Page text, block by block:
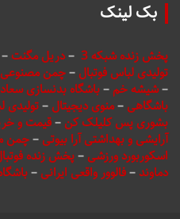
بک لینک
پخش زنده شبکه 3 –دریل مگنت–
تولیدی لباس فوتبال –چمن مصنوعی
–شیشه خم–باشگاه بدنسازی
باشگاهی –منوی دیجیتال –تولیدی
بشوری پس کلیلک کن –قیمت و
آرایشی و بهداشتی آرا بیوتی –چمن
اسکوربورد ورزشی –پخش زنده
دماوند–فالوور واقعی ایرانی –